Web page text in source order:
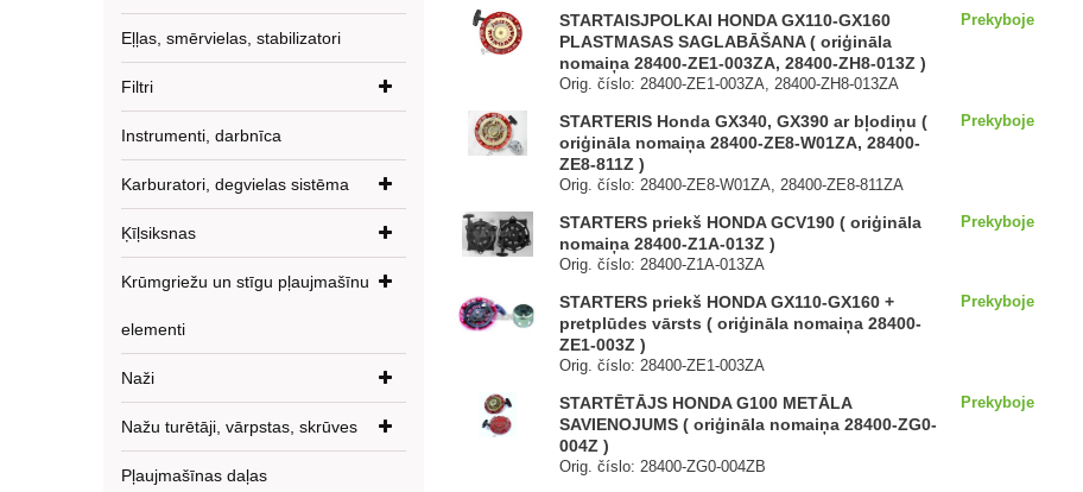
Eļļas, smērvielas, stabilizatori
Filtri
Instrumenti, darbnīca
Karburatori, degvielas sistēma
Ķīļsiksnas
Krūmgriežu un stīgu pļaujmašīnu
elementi
Naži
Nažu turētāji, vārpstas, skrūves
Pļaujmašīnas daļas
STARTAISJPOLKAI HONDA GX110-GX160
PLASTMASAS SAGLABĀŠANA ( oriģināla
nomaiņa 28400-ZE1-003ZA, 28400-ZH8-013Z )
Orig. číslo: 28400-ZE1-003ZA, 28400-ZH8-013ZA
Prekyboje
STARTERIS Honda GX340, GX390 ar bļodiņu (
oriģināla nomaiņa 28400-ZE8-W01ZA, 28400-
ZE8-811Z )
Orig. číslo: 28400-ZE8-W01ZA, 28400-ZE8-811ZA
Prekyboje
STARTERS priekš HONDA GCV190 ( oriģināla
nomaiņa 28400-Z1A-013Z )
Orig. číslo: 28400-Z1A-013ZA
Prekyboje
STARTERS priekš HONDA GX110-GX160 +
pretplūdes vārsts ( oriģināla nomaiņa 28400-
ZE1-003Z )
Orig. číslo: 28400-ZE1-003ZA
Prekyboje
STARTĒTĀJS HONDA G100 METĀLA
SAVIENOJUMS ( oriģināla nomaiņa 28400-ZG0-
004Z )
Orig. číslo: 28400-ZG0-004ZB
Prekyboje